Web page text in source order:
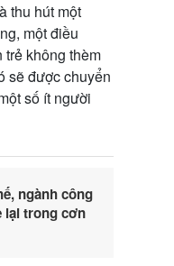
thu hút một
một điều
không thèm
sẽ được chuyển
số ít người
ngành công
lại trong cơn